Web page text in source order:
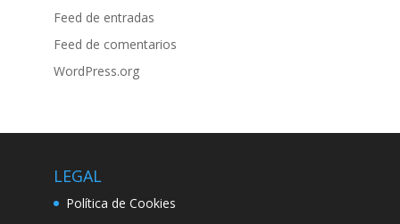
Feed de entradas
Feed de comentarios
WordPress.org
LEGAL
Política de Cookies